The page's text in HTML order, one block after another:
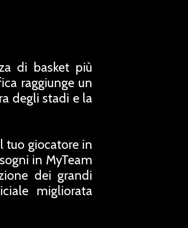
di basket più
raggiunge un
degli stadi e la
tuo giocatore in
in MyTeam
dei grandi
migliorata